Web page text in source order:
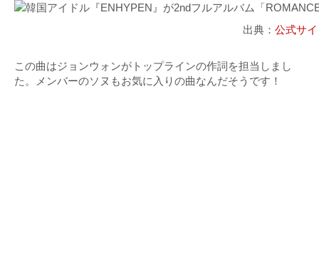
出典： 公式サ
この曲はジョンウォンがトップラインの作詞を担当しまし
た。メンバーのソヌもお気に入りの曲なんだそうです！